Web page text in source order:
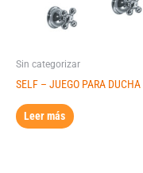
Sin categorizar
SELF – JUEGO PARA DUCHA
Leer más